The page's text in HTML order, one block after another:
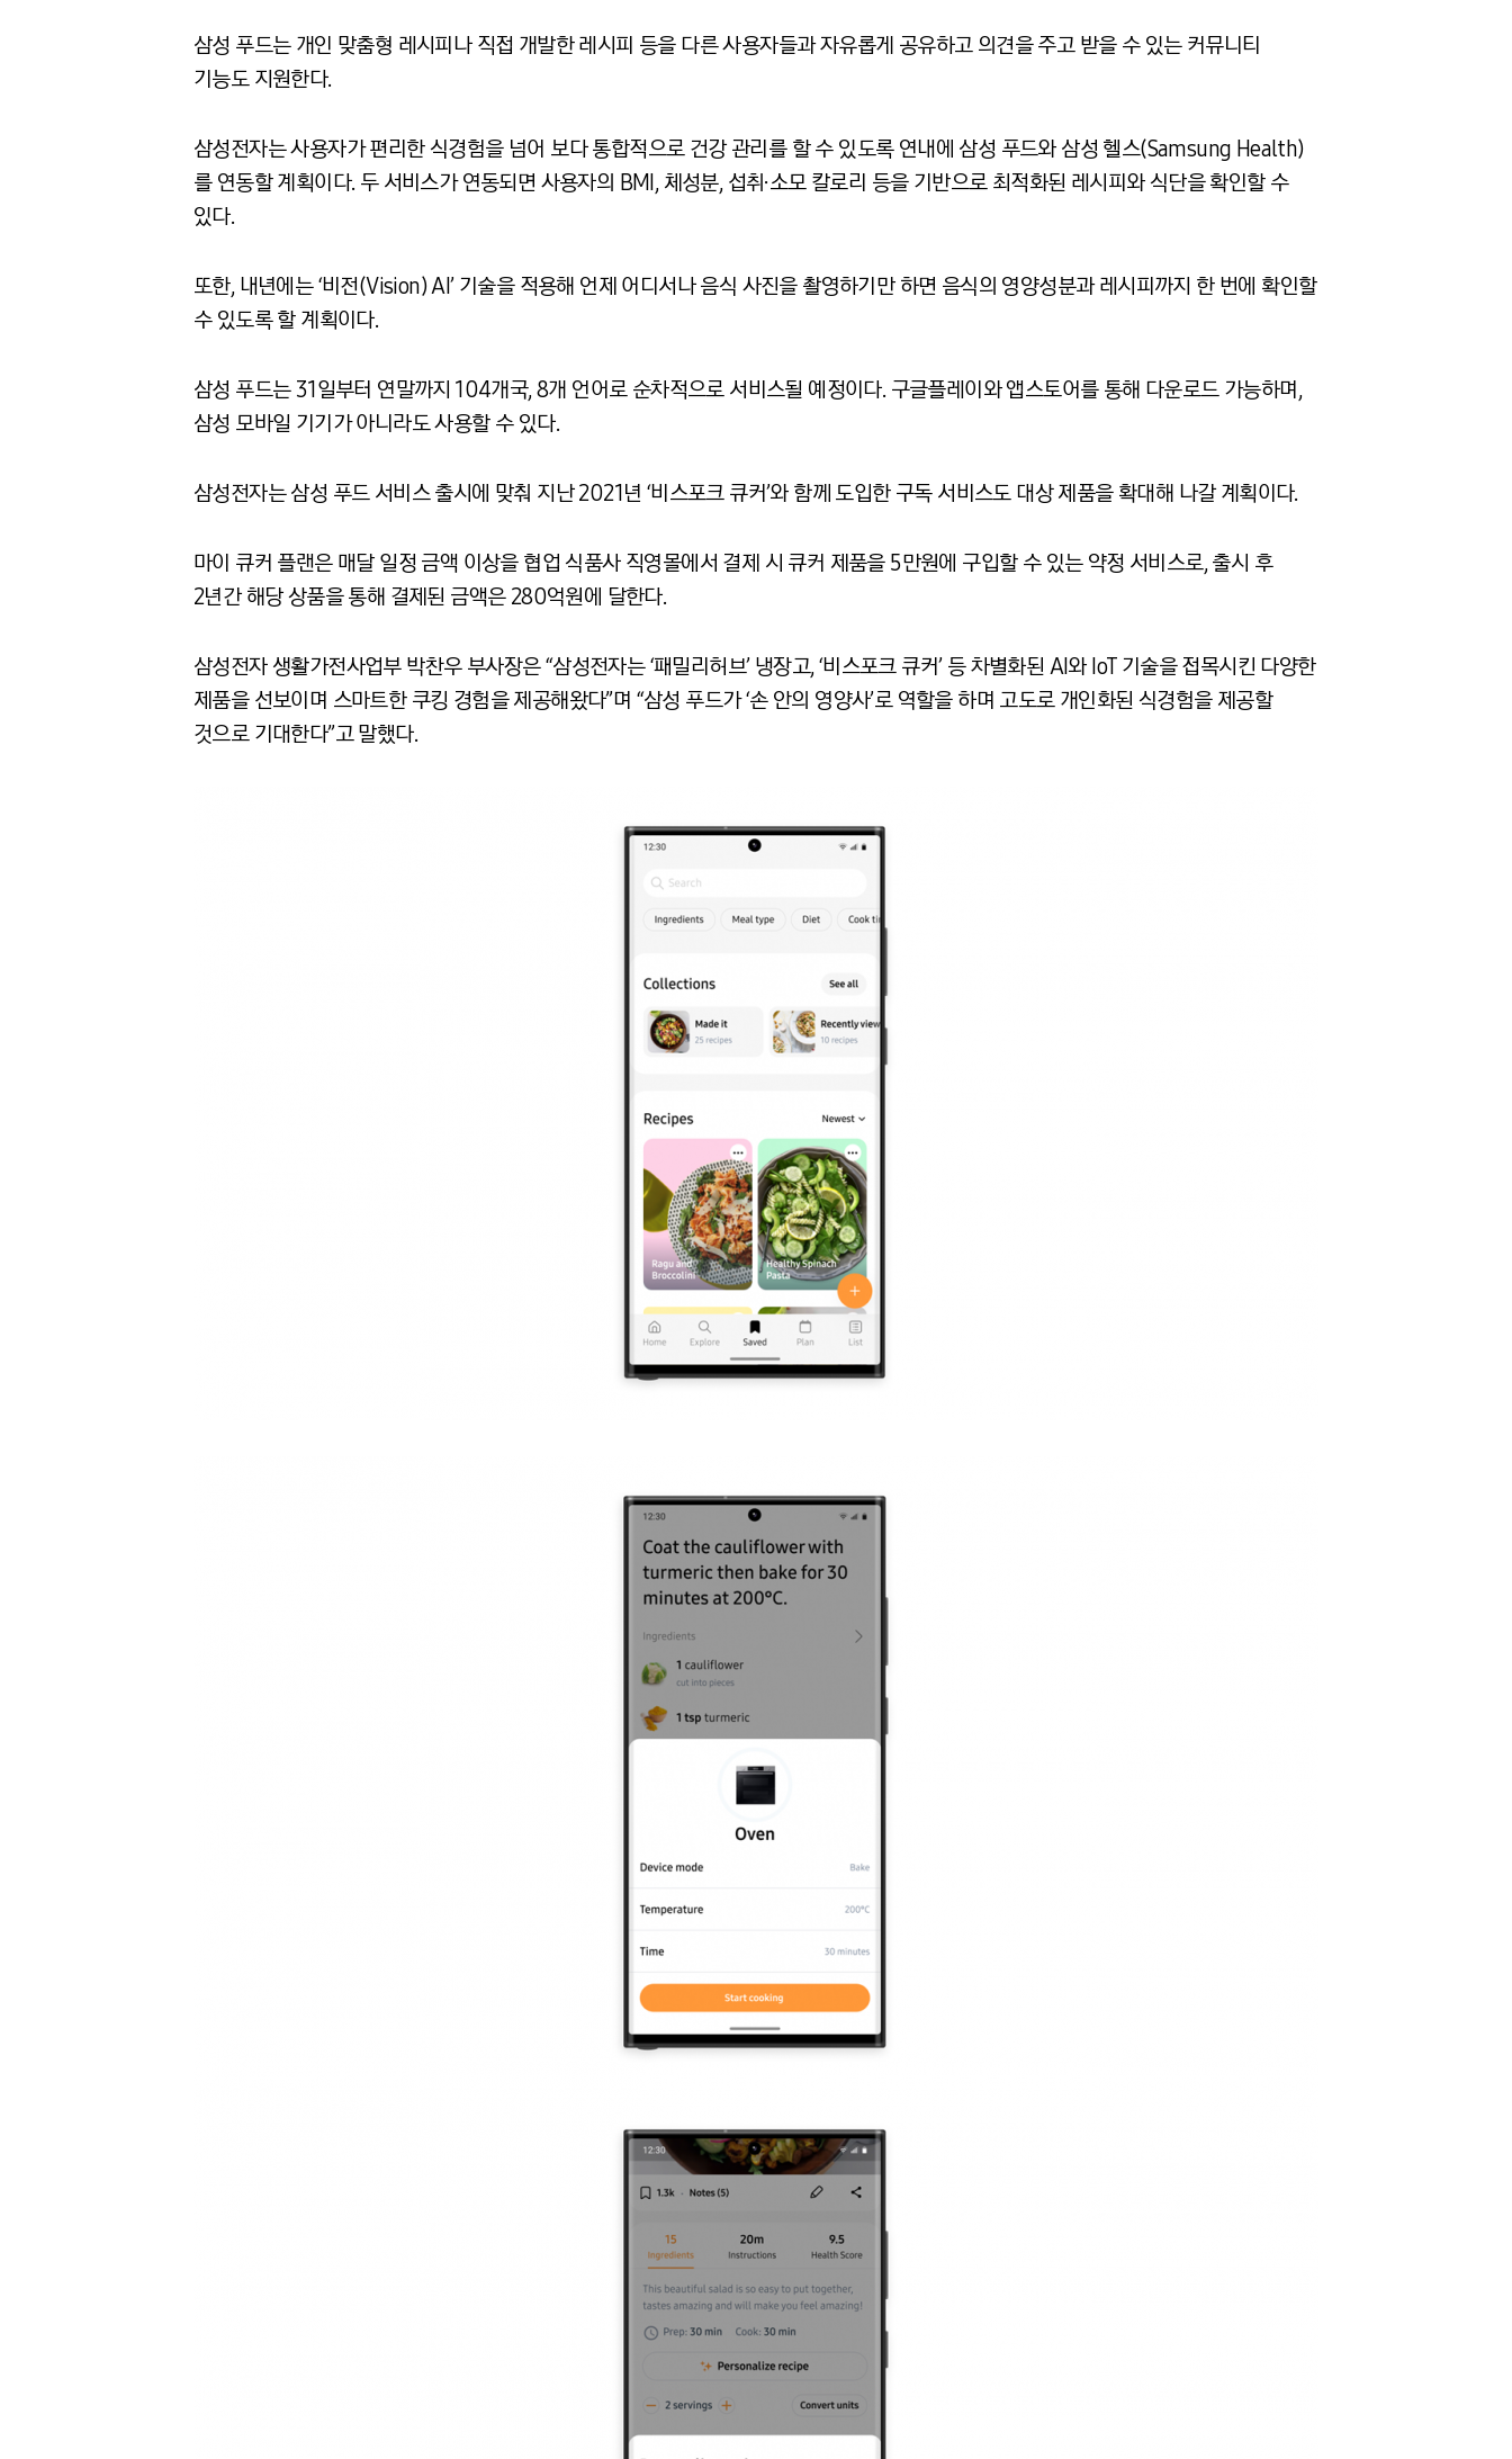
삼성 푸드는 개인 맞춤형 레시피나 직접 개발한 레시피 등을 다른 사용자들과 자유롭게 공유하고 의견을 주고 받을 수 있는 커뮤니티
기능도 지원한다.
삼성전자는 사용자가 편리한 식경험을 넘어 보다 통합적으로 건강 관리를 할 수 있도록 연내에 삼성 푸드와 삼성 헬스(Samsung Health)
를 연동할 계획이다. 두 서비스가 연동되면 사용자의 BMI, 체성분, 섭취∙소모 칼로리 등을 기반으로 최적화된 레시피와 식단을 확인할 수
있다.
또한, 내년에는‘비전(Vision) AI’ 기술을 적용해 언제 어디서나 음식 사진을 촬영하기만 하면 음식의 영양성분과 레시피까지 한 번에 확인할
수 있도록 할 계획이다.
삼성 푸드는31일부터 연말까지 104개국, 8개 언어로 순차적으로 서비스될 예정이다. 구글플레이와 앱스토어를 통해 다운로드 가능하며,
삼성 모바일 기기가 아니라도 사용할 수 있다.
삼성전자는 삼성 푸드 서비스 출시에 맞춰 지난2021년 ‘비스포크 큐커’와 함께 도입한 구독 서비스도 대상 제품을 확대해 나갈 계획이다.
마이 큐커 플랜은 매달 일정 금액 이상을 협업 식품사 직영몰에서 결제 시 큐커 제품을5만원에 구입할 수 있는 약정 서비스로,출시 후
2년간 해당 상품을 통해 결제된 금액은280억원에 달한다.
삼성전자 생활가전사업부 박찬우 부사장은“삼성전자는‘패밀리허브’ 냉장고, ‘비스포크 큐커’ 등 차별화된 AI와IoT 기술을 접목시킨 다양한
제품을 선보이며 스마트한 쿠킹 경험을 제공해왔다”며 “삼성 푸드가‘손 안의 영양사’로 역할을 하며 고도로 개인화된 식경험을 제공할
것으로 기대한다”고 말했다.